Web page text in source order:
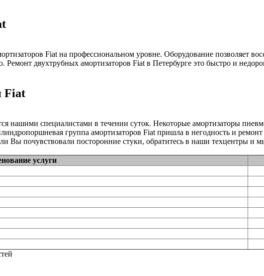
Fiat на профессиональном уровне. Оборудование позволяет
двухтрубных амортизаторов Fiat в Петербурге это быстро и
Fiat
нашими специалистами в течении суток. Некоторые амортизаторы
группа амортизаторов Fiat пришла в негодность и ремонт
Вы почувствовали посторонние стуки, обратитесь в наши техцентры и
услуги